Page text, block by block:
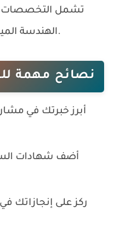
تشمل التخصصات
الهندسة الميكانيكية، وصيانة المعدات الدوارة.
نصائح مهمة
أبرز خبرتك في
أضف شهادات
ركز على إنجازاتك